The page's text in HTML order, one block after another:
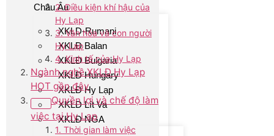
Châu Âu
XKLD-Rumani
XKLĐ Balan
XKLĐ Bulgaria
XKLĐ Hungary
XKLĐ Hy Lạp
XKLĐ Lít Va
XKLĐ NGA
2. Điều kiện khí hậu của
Hy Lạp
3. Văn hóa và con người
Hy Lạp
4. Kinh tế của Hy Lạp
Ngành nghề XKLĐ Hy Lạp
HOT gần đây
Quyền lợi và chế độ làm
việc tại Hy Lạp
1. Thời gian làm việc